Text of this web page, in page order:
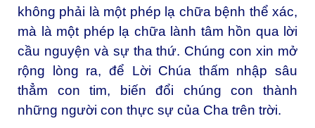
không phải là một phép lạ chữa bệnh thể xác,
mà là một phép lạ chữa lành tâm hồn qua lời
cầu nguyện và sự tha thứ. Chúng con xin mở
rộng lòng ra, để Lời Chúa thấm nhập sâu
thẳm con tim, biến đổi chúng con thành
những người con thực sự của Cha trên trời.